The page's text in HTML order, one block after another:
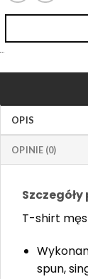
OPIS
OPINIE (0)
T-shirt
spun,